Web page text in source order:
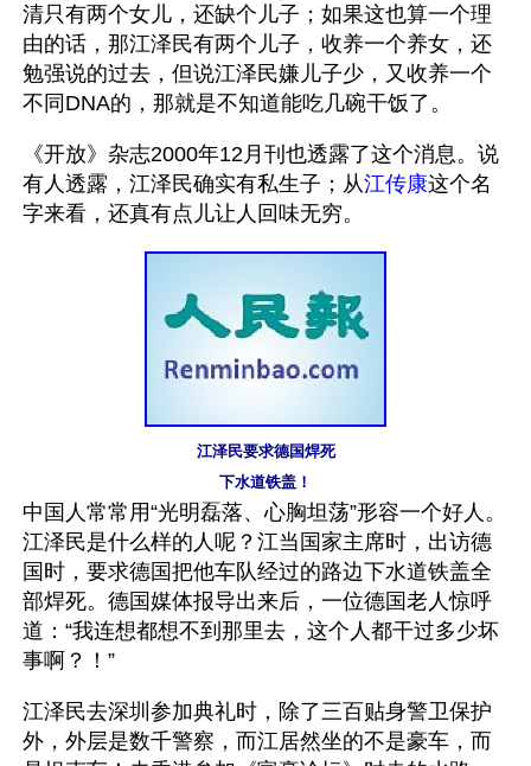
清只有两个女儿，还缺个儿子；如果这也算一个理
由的话，那江泽民有两个儿子，收养一个养女，还
勉强说的过去，但说江泽民嫌儿子少，又收养一个
不同DNA的，那就是不知道能吃几碗干饭了。
《开放》杂志2000年12月刊也透露了这个消息。说
有人透露，江泽民确实有私生子；从江传康这个名
字来看，还真有点儿让人回味无穷。
江泽民要求德国焊死
下水道铁盖！
中国人常常用“光明磊落、心胸坦荡”形容一个好人。
江泽民是什么样的人呢？江当国家主席时，出访德
国时，要求德国把他车队经过的路边下水道铁盖全
部焊死。德国媒体报导出来后，一位德国老人惊呼
道：“我连想都想不到那里去，这个人都干过多少坏
事啊？！”
江泽民去深圳参加典礼时，除了三百贴身警卫保护
外，外层是数千警察，而江居然坐的不是豪车，而